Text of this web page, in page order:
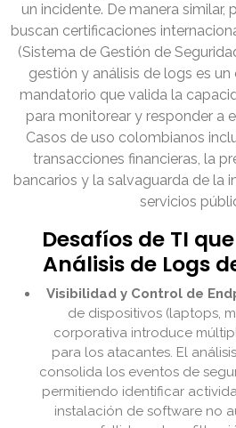
un incidente. De manera similar,
buscan certificaciones
(Sistema de Gestión de
gestión y análisis de logs es
mandatorio que valida la
para monitorear y responder a
Casos de uso colombianos
transacciones financieras, la
bancarios y la salvaguarda de la
servicios
Desafíos de TI
Análisis de Logs
Visibilidad y Control de
de dispositivos (laptops,
corporativa introduce
para los atacantes. El
consolida los eventos de
permitiendo identificar
instalación de software no